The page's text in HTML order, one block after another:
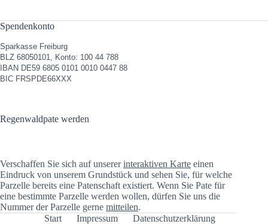
Spendenkonto
Sparkasse Freiburg
BLZ 68050101, Konto: 100 44 788
IBAN DE59 6805 0101 0010 0447 88
BIC FRSPDE66XXX
Regenwaldpate werden
Verschaffen Sie sich auf unsererinteraktiven Karte einen
Eindruck von unserem Grundstück und sehen Sie, für welche
Parzelle bereits eine Patenschaft existiert. Wenn Sie Pate für
eine bestimmte Parzelle werden wollen, dürfen Sie uns die
Nummer der Parzelle gerne mitteilen.
Start
Impressum Datenschutzerklärung